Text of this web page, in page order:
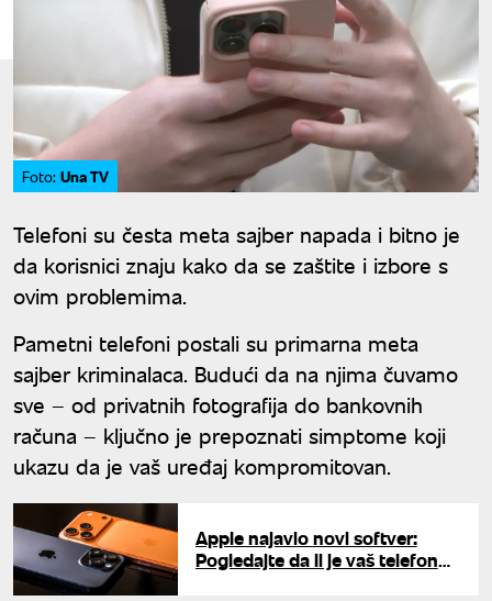
Foto: Una TV
Telefoni su česta meta sajber napada i bitno je
da korisnici znaju kako da se zaštite i izbore s
ovim problemima.
Pametni telefoni postali su primarna meta
sajber kriminalaca. Budući da na njima čuvamo
sve – od privatnih fotografija do bankovnih
računa – ključno je prepoznati simptome koji
ukazu da je vaš uređaj kompromitovan.
Apple najavio novi softver:
Pogledajte da li je vaš telefon